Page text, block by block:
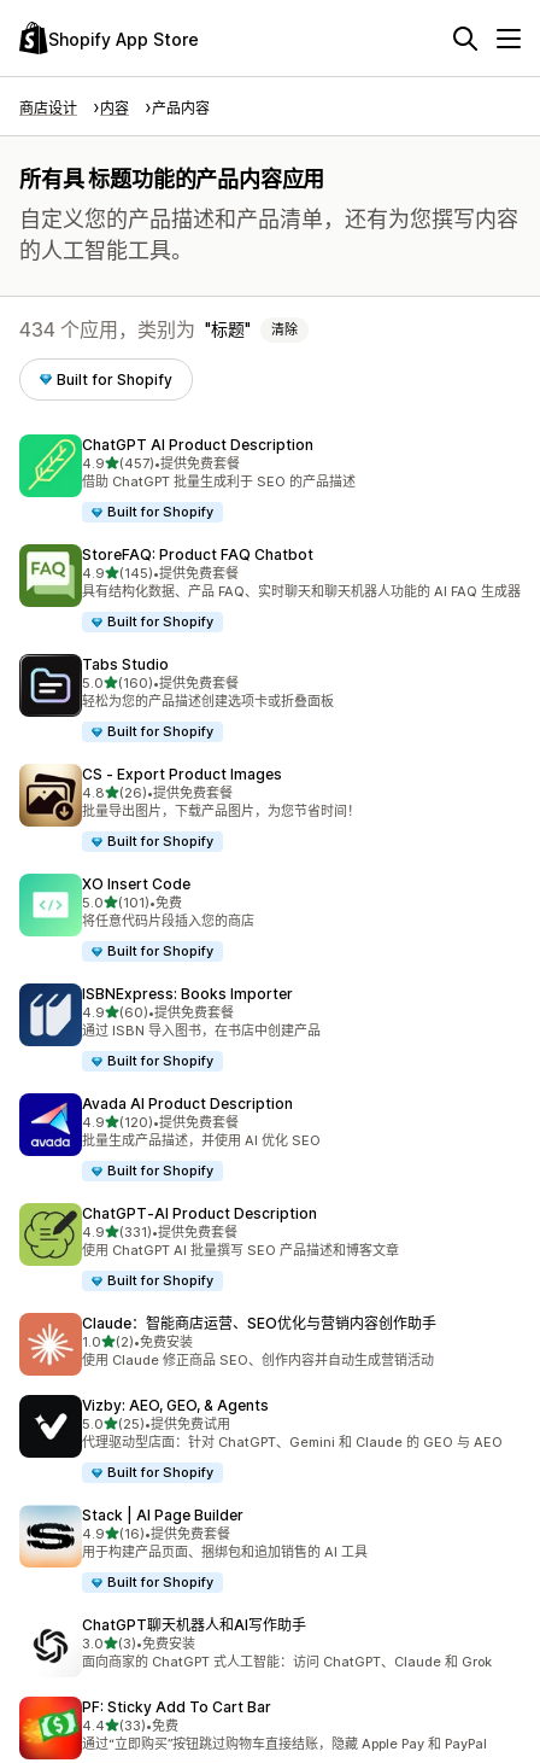
Shopify App Store
商店设计 内容 产品内容
所有具 标题功能的产品内容应用
自定义您的产品描述和产品清单，还有为您撰写内容
的人工智能工具。
434 个应用，类别为 标题 清除
Built for Shopify
ChatGPT AI Product Description
4.9星（满分 5 星）
(457)
总共 457 条评论
•提供免费套餐
借助 ChatGPT 批量生成利于 SEO 的产品描述
Built for Shopify
StoreFAQ: Product FAQ Chatbot
4.9星（满分 5 星）
(145)
总共 145 条评论
•提供免费套餐
具有结构化数据、产品 FAQ、实时聊天和聊天机器人功能的 AI FAQ 生成器
Built for Shopify
Tabs Studio
5.0星（满分 5 星）
(160)
总共 160 条评论
•提供免费套餐
轻松为您的产品描述创建选项卡或折叠面板
Built for Shopify
CS ‑ Export Product Images
4.8星（满分 5 星）
(26)
总共 26 条评论
•提供免费套餐
批量导出图片，下载产品图片，为您节省时间！
Built for Shopify
XO Insert Code
5.0星（满分 5 星）
(101)
总共 101 条评论
•免费
将任意代码片段插入您的商店
Built for Shopify
ISBNExpress: Books Importer
4.9星（满分 5 星）
(60)
总共 60 条评论
•提供免费套餐
通过 ISBN 导入图书，在书店中创建产品
Built for Shopify
Avada AI Product Description
4.9星（满分 5 星）
(120)
总共 120 条评论
•提供免费套餐
批量生成产品描述，并使用 AI 优化 SEO
Built for Shopify
ChatGPT‑AI Product Description
4.9星（满分 5 星）
(331)
总共 331 条评论
•提供免费套餐
使用 ChatGPT AI 批量撰写 SEO 产品描述和博客文章
Built for Shopify
Claude：智能商店运营、SEO优化与营销内容创作助手
1.0星（满分 5 星）
(2)
总共 2 条评论
•免费安装
使用 Claude 修正商品 SEO、创作内容并自动生成营销活动
Vizby: AEO, GEO, & Agents
5.0星（满分 5 星）
(25)
总共 25 条评论
•提供免费试用
代理驱动型店面：针对 ChatGPT、Gemini 和 Claude 的 GEO 与 AEO
Built for Shopify
Stack | AI Page Builder
4.9星（满分 5 星）
(16)
总共 16 条评论
•提供免费套餐
用于构建产品页面、捆绑包和追加销售的 AI 工具
Built for Shopify
ChatGPT聊天机器人和AI写作助手
3.0星（满分 5 星）
(3)
总共 3 条评论
•免费安装
面向商家的 ChatGPT 式人工智能：访问 ChatGPT、Claude 和 Grok
PF: Sticky Add To Cart Bar
4.4星（满分 5 星）
(33)
总共 33 条评论
•免费
通过“立即购买”按钮跳过购物车直接结账，隐藏 Apple Pay 和 PayPal